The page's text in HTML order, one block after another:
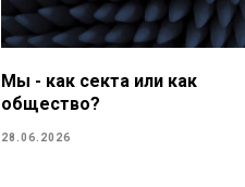
Мы - как секта или как
общество?
28.06.2026